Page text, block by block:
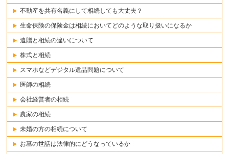
不動産を共有名義にして相続しても大丈夫？
生命保険の保険金は相続においてどのような取り扱いになるか
遺贈と相続の違いについて
株式と相続
スマホなどデジタル遺品問題について
医師の相続
会社経営者の相続
農家の相続
未婚の方の相続について
お墓の世話は法律的にどうなっているか